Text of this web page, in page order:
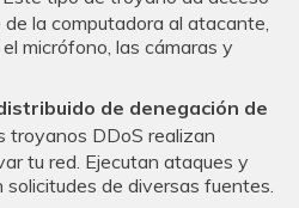
la computadora al atacante,
micrófono, las cámaras y
de denegación de
troyanos DDoS realizan
tu red. Ejecutan ataques y
de diversas fuentes.